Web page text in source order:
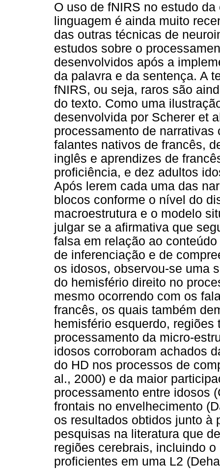
O uso de fNIRS no estudo
linguagem é ainda muito
das outras técnicas de
estudos sobre o
desenvolvidos após a
da palavra e da sentença. A
fNIRS, ou seja, raros são
do texto. Como uma
desenvolvida por Scherer et
processamento de
falantes nativos de francês,
inglês e aprendizes de
proficiência, e dez adultos
Após lerem cada uma das
blocos conforme o nível do
macroestrutura e o modelo
julgar se a afirmativa que
falsa em relação ao
de inferenciação e de
os idosos, observou-se uma
do hemisfério direito no
mesmo ocorrendo com os
francês, os quais também
hemisfério esquerdo,
processamento da micro-
idosos corroboram achados
do HD nos processos de
al., 2000) e da maior
processamento entre idosos
frontais no envelhecimento
os resultados obtidos junto à
pesquisas na literatura que
regiões cerebrais, incluindo
proficientes em uma L2